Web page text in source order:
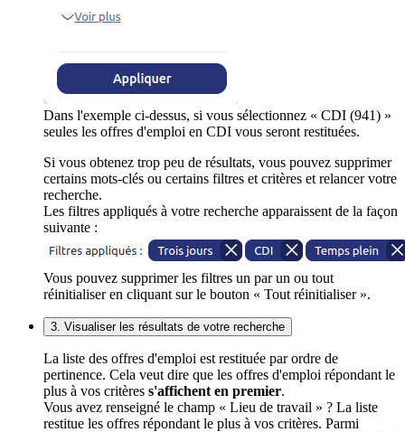
Dans l'exemple ci-dessus, si vous sélectionnez « CDI (941) »
seules les offres d'emploi en CDI vous seront restituées.
Si vous obtenez trop peu de résultats, vous pouvez supprimer
certains mots-clés ou certains filtres et critères et relancer votre
recherche.
Les filtres appliqués à votre recherche apparaissent de la façon
suivante :
Vous pouvez supprimer les filtres un par un ou tout
réinitialiser en cliquant sur le bouton « Tout réinitialiser ».
3. Visualiser les résultats de votre recherche
La liste des offres d'emploi est restituée par ordre de
pertinence. Cela veut dire que les offres d'emploi répondant le
plus à vos critères s'affichent en premier.
Vous avez renseigné le champ « Lieu de travail » ? La liste
restitue les offres répondant le plus à vos critères. Parmi